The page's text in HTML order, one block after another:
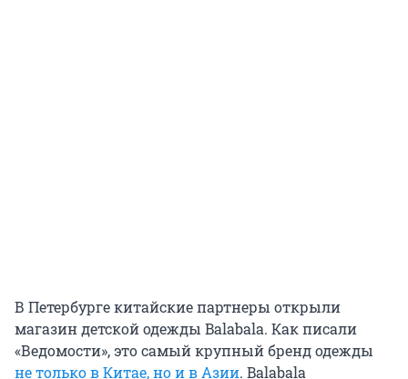
В Петербурге китайские партнеры открыли
магазин детской одежды Balabala. Как писали
«Ведомости», это самый крупный бренд одежды
не только в Китае, но и в Азии. Balabala